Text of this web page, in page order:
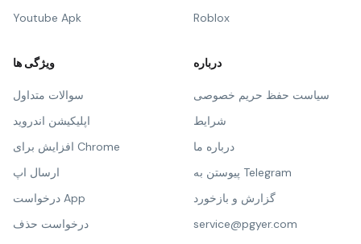
Youtube Apk
Roblox
ویژگی ها
سوالات متداول
اپلیکیشن اندروید
افزایش برای Chrome
ارسال اپ
درخواست App
درخواست حذف
درباره
سیاست حفظ حریم خصوصی
شرایط
درباره ما
پیوستن به Telegram
گزارش و بازخورد
service@pgyer.com